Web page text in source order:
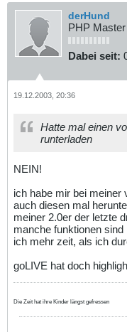
derHund
PHP Master
Dabei seit:
19.12.2003, 20:36
Hatte mal einen
runterladen
NEIN!
ich habe mir bei meiner
auch diesen mal
meiner 2.0er der letzte
manche funktionen
ich mehr zeit, als ich
goLIVE hat doch
Die Zeit hat ihre Kinder längst gefressen